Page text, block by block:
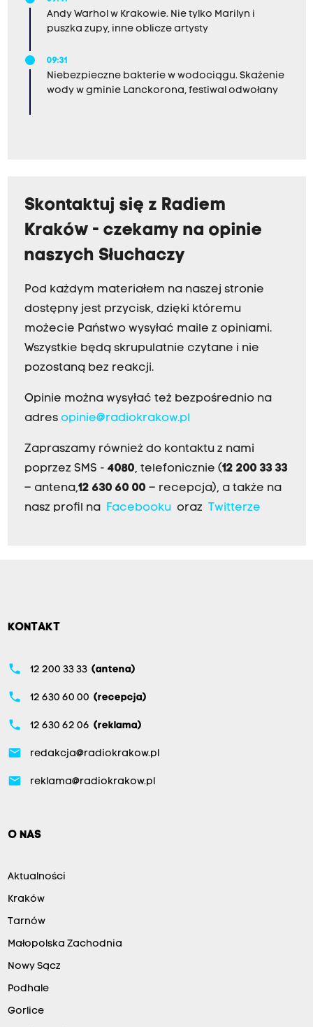
Andy Warhol w Krakowie. Nie tylko Marilyn i
puszka zupy, inne oblicze artysty
09:31
Niebezpieczne bakterie w wodociągu. Skażenie
wody w gminie Lanckorona, festiwal odwołany
Skontaktuj się z Radiem
Kraków - czekamy na opinie
naszych Słuchaczy
Pod każdym materiałem na naszej stronie
dostępny jest przycisk, dzięki któremu
możecie Państwo wysyłać maile z opiniami.
Wszystkie będą skrupulatnie czytane i nie
pozostaną bez reakcji.
Opinie można wysyłać też bezpośrednio na
adres opinie@radiokrakow.pl
Zapraszamy również do kontaktu z nami
poprzez SMS - 4080, telefonicznie (12 200 33 33
– antena,12 630 60 00 – recepcja), a także na
nasz profil na
Facebookuoraz Twitterze
KONTAKT
phone 12 200 33 33 (antena)
phone 12 630 60 00 (recepcja)
phone 12 630 62 06 (reklama)
email redakcja@radiokrakow.pl
email reklama@radiokrakow.pl
O NAS
Aktualności
Kraków
Tarnów
Małopolska Zachodnia
Nowy Sącz
Podhale
Gorlice